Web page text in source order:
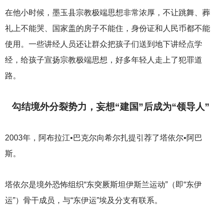
在他小时候，墨玉县宗教极端思想非常浓厚，不让跳舞、葬
礼上不能哭、国家盖的房子不能住，身份证和人民币都不能
使用。一些讲经人员还让群众把孩子们送到地下讲经点学
经，给孩子宣扬宗教极端思想，好多年轻人走上了犯罪道
路。
勾结境外分裂势力，妄想“建国”后成为“领导人”
2003年，阿布拉江•巴克尔向希尔扎提引荐了塔依尔•阿巴
斯。
塔依尔是境外恐怖组织“东突厥斯坦伊斯兰运动”（即“东伊
运”）骨干成员，与“东伊运”埃及分支有联系。